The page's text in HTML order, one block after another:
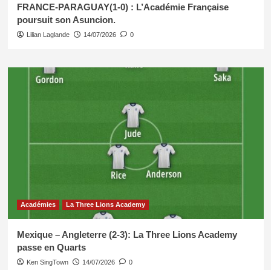
FRANCE-PARAGUAY(1-0) : L’Académie Française
poursuit son Asuncion.
Lilian Laglande 14/07/2026 0
Académies La Three Lions Academy
Mexique – Angleterre (2-3): La Three Lions Academy
passe en Quarts
Ken SingTown 14/07/2026 0